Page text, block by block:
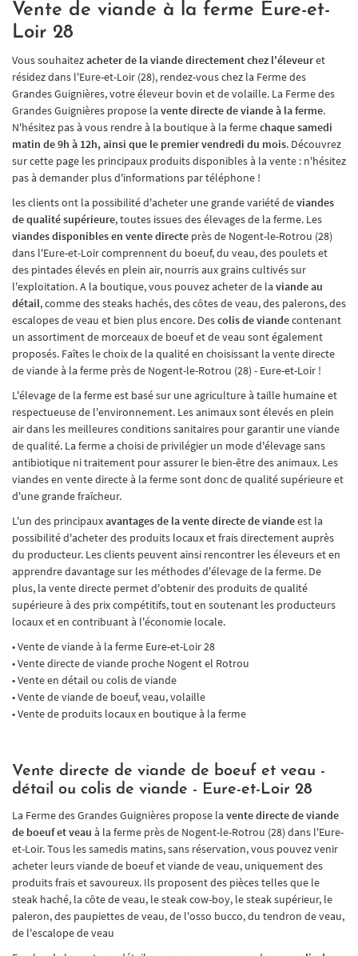
Accueil
La ferme
produits
Galerie
Avis
& Événements
Restez
INSCRIPTION
Vente de viande à la ferme Eure-et-
Loir 28
Vous souhaitezacheter de la viande directement chez l'éleveuret
résidez dans l'Eure-et-Loir (28), rendez-vous chez la Ferme des
Grandes Guignières, votre éleveur bovin et de volaille. La Ferme des
Grandes Guignières propose la vente directe de viande à la ferme.
N'hésitez pas à vous rendre à la boutique à la fermechaque samedi
matin de 9h à 12h, ainsi que le premier vendredi du mois. Découvrez
sur cette page les principaux produits disponibles à la vente : n'hésitez
pas à demander plus d'informations par téléphone !
les clients ont la possibilité d'acheter une grande variété deviandes
de qualité supérieure, toutes issues des élevages de la ferme. Les
viandes disponibles en vente directe près de Nogent-le-Rotrou (28)
dans l'Eure-et-Loir comprennent du boeuf, du veau, des poulets et
des pintades élevés en plein air, nourris aux grains cultivés sur
l'exploitation. A la boutique, vous pouvez acheter de la viande au
détail, comme des steaks hachés, des côtes de veau, des palerons, des
escalopes de veau et bien plus encore. Descolis de viandecontenant
un assortiment de morceaux de boeuf et de veau sont également
proposés. Faîtes le choix de la qualité en choisissant la vente directe
de viande à la ferme près de Nogent-le-Rotrou (28) - Eure-et-Loir !
L'élevage de la ferme est basé sur une agriculture à taille humaine et
respectueuse de l'environnement. Les animaux sont élevés en plein
air dans les meilleures conditions sanitaires pour garantir une viande
de qualité. La ferme a choisi de privilégier un mode d'élevage sans
antibiotique ni traitement pour assurer le bien-être des animaux. Les
viandes en vente directe à la ferme sont donc de qualité supérieure et
d'une grande fraîcheur.
L'un des principauxavantages de la vente directe de viandeest la
possibilité d'acheter des produits locaux et frais directement auprès
du producteur. Les clients peuvent ainsi rencontrer les éleveurs et en
apprendre davantage sur les méthodes d'élevage de la ferme. De
plus, la vente directe permet d'obtenir des produits de qualité
supérieure à des prix compétitifs, tout en soutenant les producteurs
locaux et en contribuant à l'économie locale.
• Vente de viande à la ferme Eure-et-Loir 28
• Vente directe de viande proche Nogent el Rotrou
• Vente en détail ou colis de viande
• Vente de viande de boeuf, veau, volaille
• Vente de produits locaux en boutique à la ferme
Vente directe de viande de boeuf et veau -
détail ou colis de viande - Eure-et-Loir 28
La Ferme des Grandes Guignières propose la vente directe de viande
de boeuf et veau à la ferme près de Nogent-le-Rotrou (28) dans l'Eure-
et-Loir. Tous les samedis matins, sans réservation, vous pouvez venir
acheter leurs viande de boeuf et viande de veau, uniquement des
produits frais et savoureux. Ils proposent des pièces telles que le
steak haché, la côte de veau, le steak cow-boy, le steak supérieur, le
paleron, des paupiettes de veau, de l'osso bucco, du tendron de veau,
de l'escalope de veau